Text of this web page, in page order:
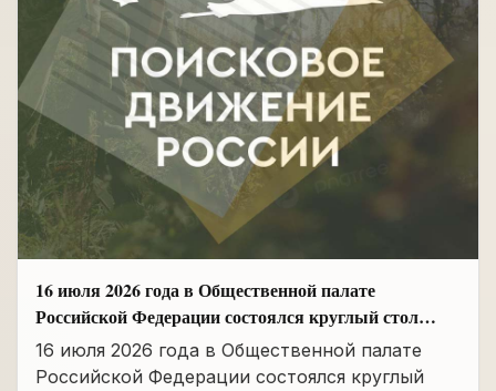
16 июля 2026 года в Общественной палате
Российской Федерации состоялся круглый стол
«Сохранение памяти о Героях подвига
самопожертвования и воспитание...
16 июля 2026 года в Общественной палате
Российской Федерации состоялся круглый